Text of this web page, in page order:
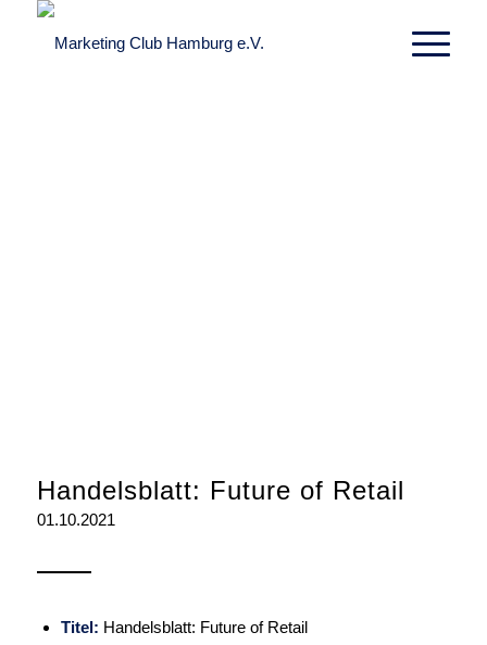
Handelsblatt: Future of Retail
01.10.2021
Titel: Handelsblatt: Future of Retail